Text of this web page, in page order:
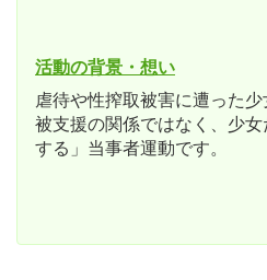
活動の背景・想い
虐待や性搾取被害に遭った
被支援の関係ではなく、少
する」当事者運動です。